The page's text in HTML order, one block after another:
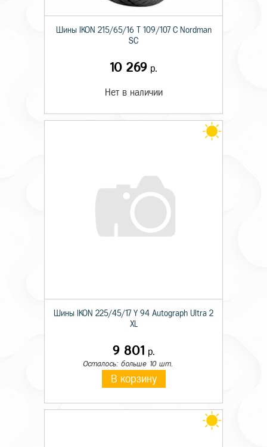
Шины IKON 215/65/16 T 109/107 C Nordman
SC
10 269 р.
Нет в наличии
Шины IKON 225/45/17 Y 94 Autograph Ultra 2
XL
9 801 р.
Осталось: больше 10 шт.
В корзину